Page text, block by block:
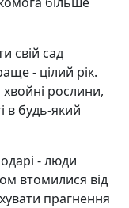
свій сад
- цілий рік.
рослини,
в будь-який
- люди
втомилися від
прагнення